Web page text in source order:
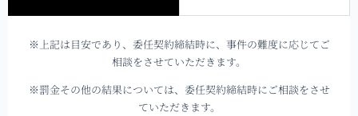
※上記は目安であり、委任契約締結時に、事件の難度に応じてご
相談をさせていただきます。
※罰金その他の結果については、委任契約締結時にご相談をさせ
ていただきます。